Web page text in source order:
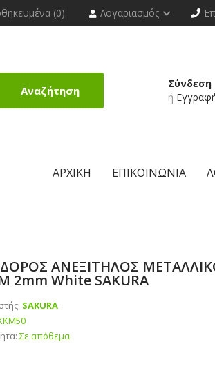
(0) Λογαριασμός
Σύνδεση
ή
Αναζήτηση
ΑΡΧΙΚΉ ΕΠΙΚΟΙΝΩΝΊΑ
ΑΝΕΞΙΤΗΛΟΣ
2mm White SAKURA
SAKURA
Σε απόθεμα